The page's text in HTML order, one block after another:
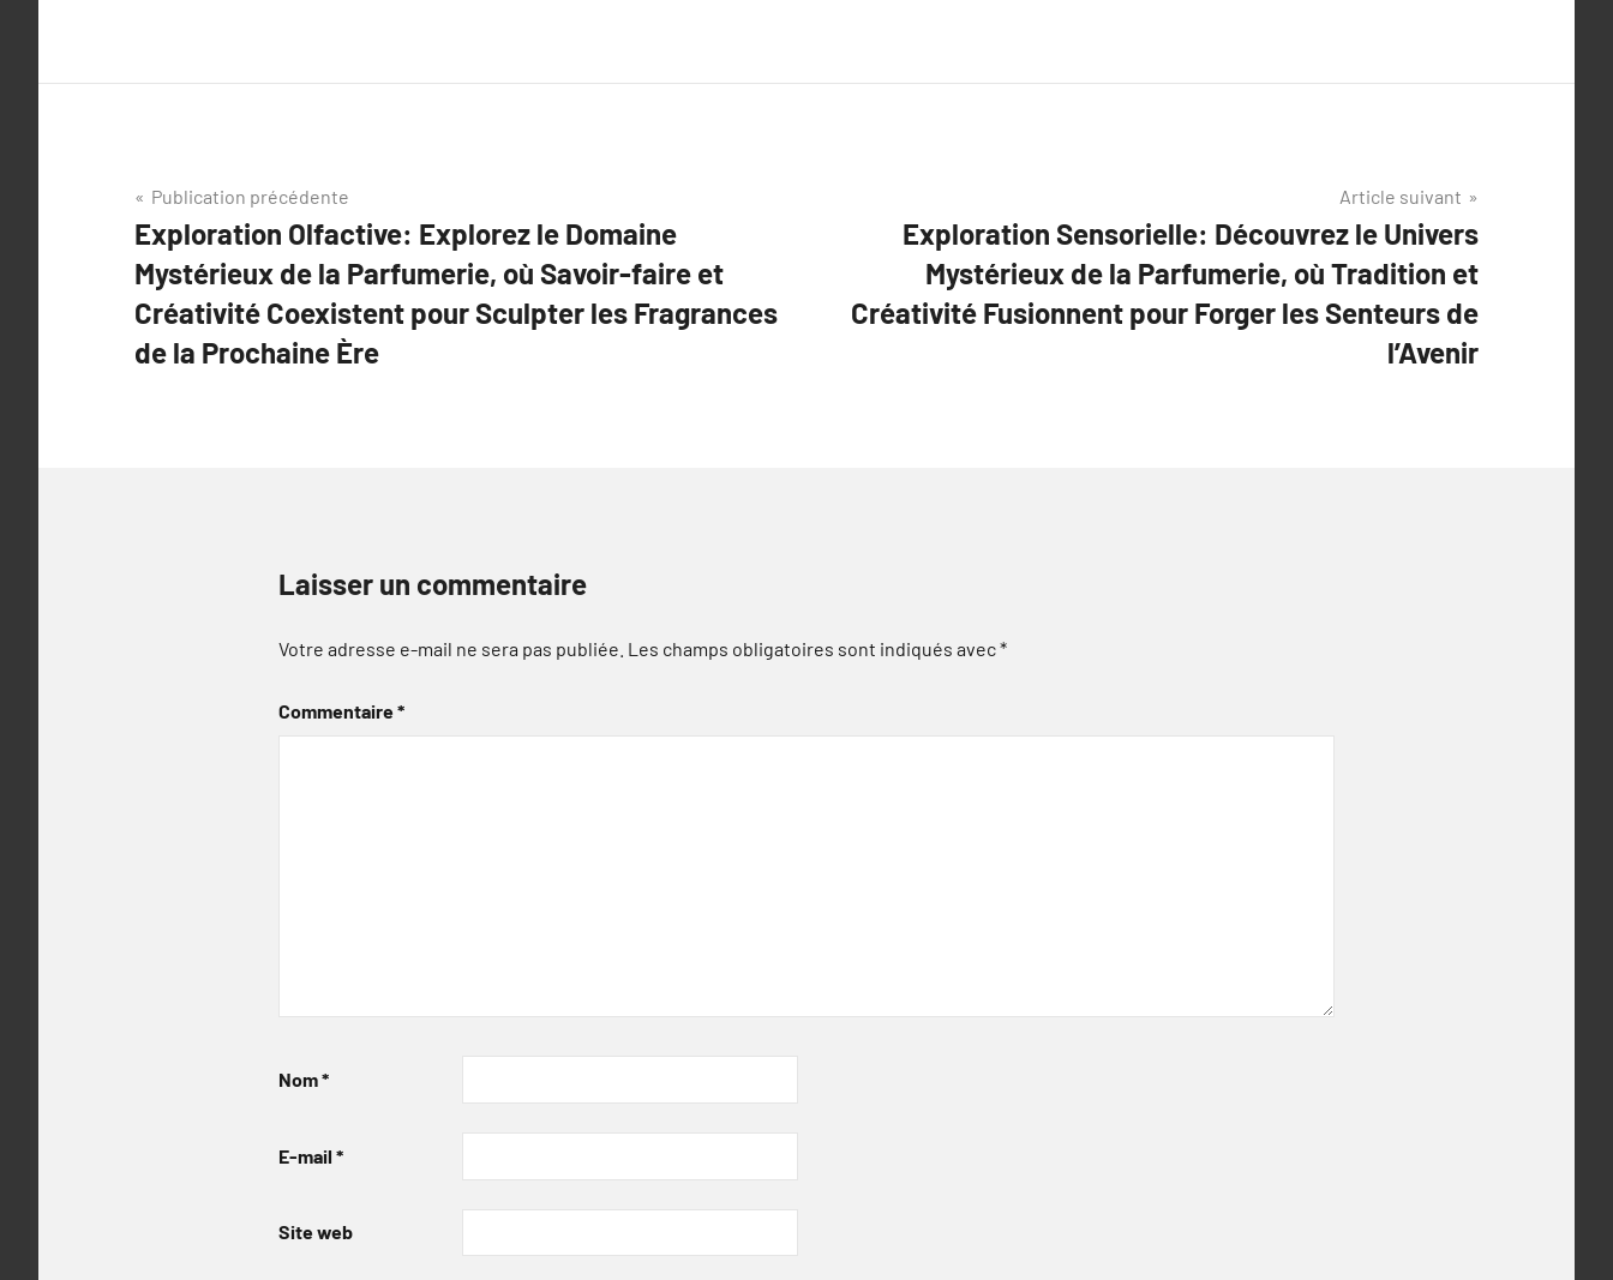
Navigation
de
l’article
Publication précédente
Exploration Olfactive: Explorez le Domaine
Mystérieux de la Parfumerie, où Savoir-faire et
Créativité Coexistent pour Sculpter les Fragrances
de la Prochaine Ère
Article suivant
Exploration Sensorielle: Découvrez le Univers
Mystérieux de la Parfumerie, où Tradition et
Créativité Fusionnent pour Forger les Senteurs de
l’Avenir
Laisser un commentaire
Votre adresse e-mail ne sera pas publiée. Les champs obligatoires sont indiqués avec*
Commentaire*
Nom*
E-mail *
Site web